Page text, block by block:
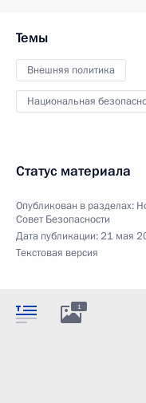
Темы
Внешняя политика
Национальная
Статус материала
Опубликован в разделах:
Совет Безопасности
Дата публикации:21 мая
Текстовая версия
1